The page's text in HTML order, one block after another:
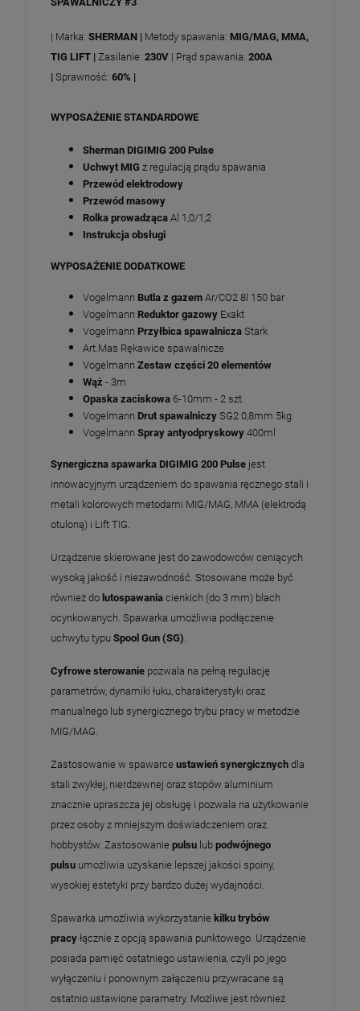
| Marka: SHERMAN | Metody spawania: MIG/MAG, MMA,
TIG LIFT | Zasilanie: 230V | Prąd spawania: 200A
| Sprawność: 60% |
WYPOSAŻENIE STANDARDOWE
Sherman DIGIMIG 200 Pulse
Uchwyt MIG z regulacją prądu spawania
Przewód elektrodowy
Przewód masowy
Rolka prowadząca Al 1,0/1,2
Instrukcja obsługi
WYPOSAŻENIE DODATKOWE
Vogelmann Butla z gazem Ar/CO2 8l 150 bar
Vogelmann Reduktor gazowy Exakt
Vogelmann Przyłbica spawalnicza Stark
Art.Mas Rękawice spawalnicze
Vogelmann Zestaw części 20 elementów
Wąż - 3m
Opaska zaciskowa 6-10mm - 2 szt.
Vogelmann Drut spawalniczy SG2 0,8mm 5kg
Vogelmann Spray antyodpryskowy 400ml
Synergiczna spawarka DIGIMIG 200 Pulse jest
innowacyjnym urządzeniem do spawania ręcznego stali i
metali kolorowych metodami MIG/MAG, MMA (elektrodą
otuloną) i Lift TIG.
Urządzenie skierowane jest do zawodowców ceniących
wysoką jakość i niezawodność. Stosowane może być
również do lutospawania cienkich (do 3 mm) blach
ocynkowanych. Spawarka umożliwia podłączenie
uchwytu typu Spool Gun (SG)
Cyfrowe sterowanie pozwala na pełną regulację
parametrów, dynamiki łuku, charakterystyki oraz
manualnego lub synergicznego trybu pracy w metodzie
MIG/MAG.
Zastosowanie w spawarce ustawień synergicznych dla
stali zwykłej, nierdzewnej oraz stopów aluminium
znacznie upraszcza jej obsługę i pozwala na użytkowanie
przez osoby z mniejszym doświadczeniem oraz
hobbystów. Zastosowanie pulsu lub podwójnego
pulsu umożliwia uzyskanie lepszej jakości spoiny,
wysokiej estetyki przy bardzo dużej wydajności.
Spawarka umożliwia wykorzystanie kilku trybów
pracy łącznie z opcją spawania punktowego. Urządzenie
posiada pamięć ostatniego ustawienia, czyli po jego
wyłączeniu i ponownym załączeniu przywracane są
ostatnio ustawione parametry. Możliwe jest również